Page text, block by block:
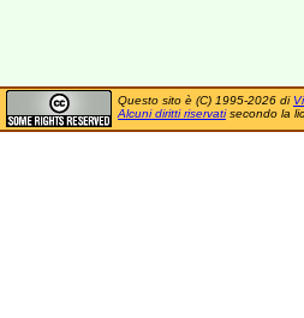
Questo sito è (C) 1995-2026 di
Alcuni diritti riservatisecondo la